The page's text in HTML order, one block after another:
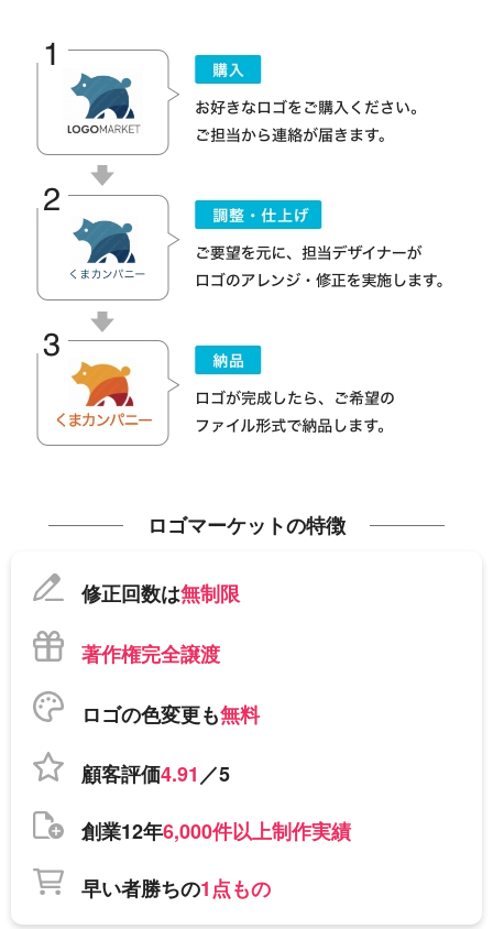
ロゴマーケットの特徴
修正回数は無制限
著作権完全譲渡
ロゴの色変更も無料
顧客評価4.91／5
創業12年6,000件以上制作実績
早い者勝ちの1点もの